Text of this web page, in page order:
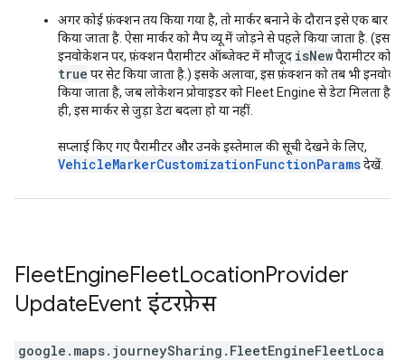
अगर कोई फ़ंक्शन तय किया गया है, तो मार्कर बनाने के दौरान इसे एक बार
किया जाता है. ऐसा मार्कर को मैप व्यू में जोड़ने से पहले किया जाता है. (इस
इनवोकेशन पर, फ़ंक्शन पैरामीटर ऑब्जेक्ट में मौजूद isNewपैरामीटर को
true पर सेट किया जाता है.) इसके अलावा, इस फ़ंक्शन को तब भी इनवोक
किया जाता है, जब लोकेशन प्रोवाइडर को Fleet Engine से डेटा मिलता है.
ही, इस मार्कर से जुड़ा डेटा बदला हो या नहीं.
सप्लाई किए गए पैरामीटर और उनके इस्तेमाल की सूची देखने के लिए,
VehicleMarkerCustomizationFunctionParamsदेखें.
FleetEngineFleetLocationProvider
UpdateEvent इंटरफ़ेस
google.maps.journeySharing . FleetEngineFleetLoca